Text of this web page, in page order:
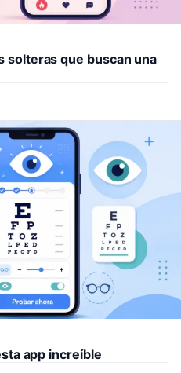
solteras que buscan una
app increíble